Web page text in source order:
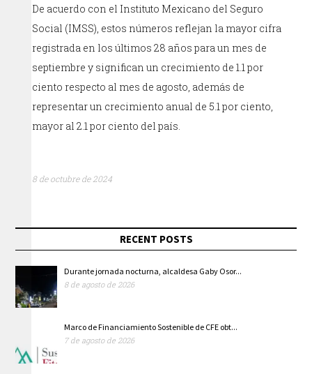
De acuerdo con el Instituto Mexicano del Seguro
Social (IMSS), estos números reflejan la mayor cifra
registrada en los últimos 28 años para un mes de
septiembre y significan un crecimiento de 1.1 por
ciento respecto al mes de agosto, además de
representar un crecimiento anual de 5.1 por ciento,
mayor al 2.1 por ciento del país.
8 de octubre de 2024
RECENT POSTS
Durante jornada nocturna, alcaldesa Gaby Osor...
8 de agosto de 2026
Marco de Financiamiento Sostenible de CFE obt...
7 de agosto de 2026